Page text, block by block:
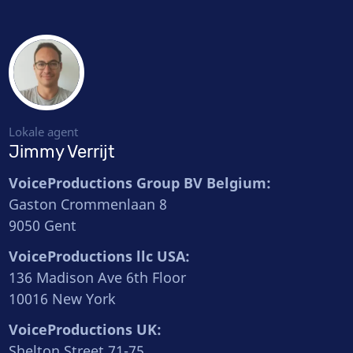
Lokale agent
Jimmy Verrijt
VoiceProductions Group BV Belgium:
Gaston Crommenlaan 8
9050 Gent
VoiceProductions llc USA:
136 Madison Ave 6th Floor
10016 New York
VoiceProductions UK: